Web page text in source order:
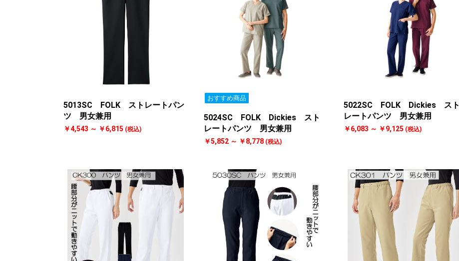
5013SC FOLK ストレートパン
ツ 男女兼用
￥4,543 ～ ￥6,815 (税込)
おすすめ商品
5024SC FOLK Dickies スト
レートパンツ 男女兼用
￥5,852 ～ ￥8,778 (税込)
5022SC FOLK Dickies スト
レートパンツ 男女兼用
￥6,083 ～ ￥9,125 (税込)